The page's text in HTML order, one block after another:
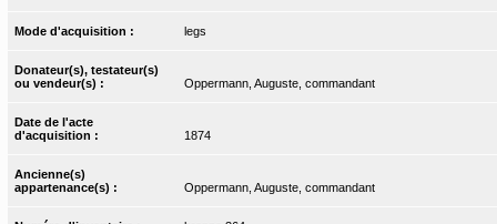
Mode d'acquisition : legs
Donateur(s), testateur(s)
ou vendeur(s) :
Oppermann, Auguste, commandant
Date de l'acte
d'acquisition :
1874
Ancienne(s)
appartenance(s) :
Oppermann, Auguste, commandant